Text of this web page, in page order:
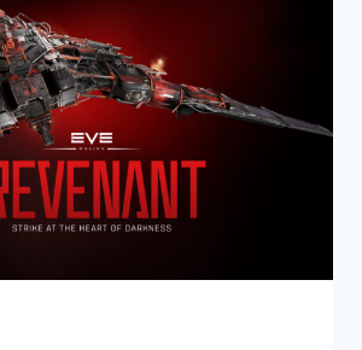
N D
IE T
IEFEN D
ES U
NBEKANNTEN